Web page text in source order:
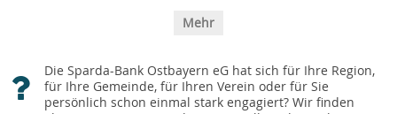
Mehr
Die Sparda-Bank Ostbayern eG hat sich für Ihre Region,
für Ihre Gemeinde, für Ihren Verein oder für Sie
persönlich schon einmal stark engagiert? Wir finden